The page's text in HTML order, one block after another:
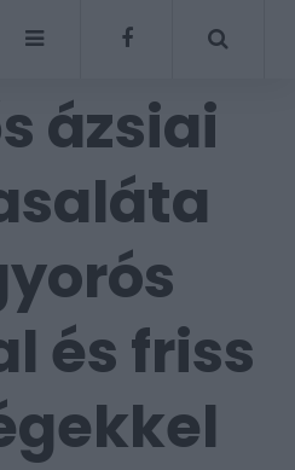
ázsiai
és friss